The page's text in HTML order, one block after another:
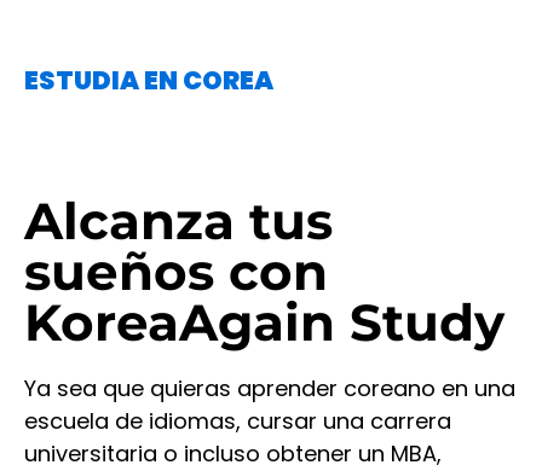
ESTUDIA EN COREA
Alcanza tus
sueños con
KoreaAgain Study
Ya sea que quieras aprender coreano en una
escuela de idiomas, cursar una carrera
universitaria o incluso obtener un MBA,